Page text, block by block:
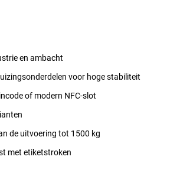
en ambacht
voor hoge stabiliteit
of modern NFC-slot
de uitvoering tot 1500 kg
met etiketstroken